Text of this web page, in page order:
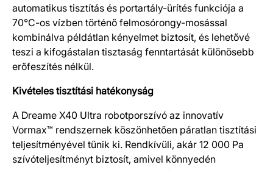
automatikus tisztítás és portartály-ürítés funkciója a
70°C-os vízben történő felmosórongy-mosással
kombinálva példátlan kényelmet biztosít, és lehetővé
teszi a kifogástalan tisztaság fenntartását különösebb
erőfeszítés nélkül.
Kivételes tisztítási hatékonyság
A Dreame X40 Ultra robotporszívó az innovatív
Vormax™ rendszernek köszönhetően páratlan tisztítási
teljesítményével tűnik ki. Rendkívüli, akár 12 000 Pa
szívóteljesítményt biztosít, amivel könnyedén